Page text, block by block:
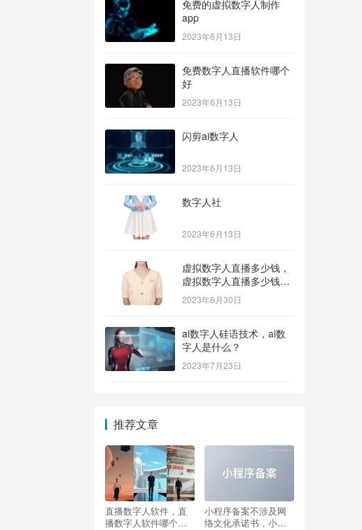
免费的虚拟数字人制作
app
2023年6月13日
免费数字人直播软件哪个
好
2023年6月13日
闪剪ai数字人
2023年6月13日
数字人社
2023年6月13日
虚拟数字人直播多少钱，
虚拟数字人直播多少钱一
个？
2023年6月30日
ai数字人硅语技术，ai数
字人是什么？
2023年7月23日
推荐文章
直播数字人软件，直
播数字人软件哪个
小程序备案不涉及网
络文化承诺书，小程